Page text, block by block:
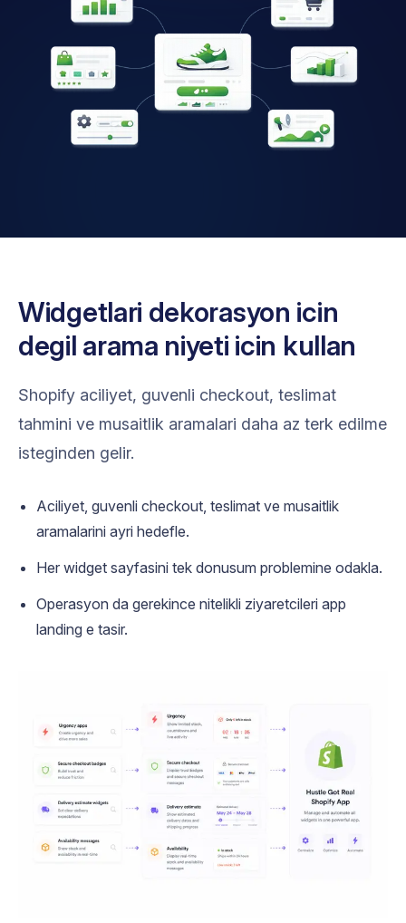
Widgetlari dekorasyon icin
degil arama niyeti icin kullan
Shopify aciliyet, guvenli checkout, teslimat
tahmini ve musaitlik aramalari daha az terk edilme
isteginden gelir.
Aciliyet, guvenli checkout, teslimat ve musaitlik
aramalarini ayri hedefle.
Her widget sayfasini tek donusum problemine odakla.
Operasyon da gerekince nitelikli ziyaretcileri app
landing e tasir.